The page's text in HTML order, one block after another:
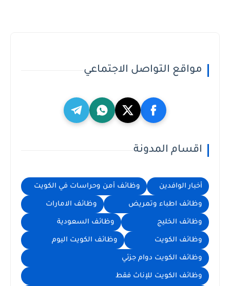
مواقع التواصل الاجتماعي
اقسام المدونة
أخبار الوافدين وظائف أمن وحراسات في الكويت
وظائف اطباء وتمريض وظائف الامارات
وظائف الخليج وظائف السعودية
وظائف الكويت وظائف الكويت اليوم
وظائف الكويت دوام جزئي
وظائف الكويت للإناث فقط